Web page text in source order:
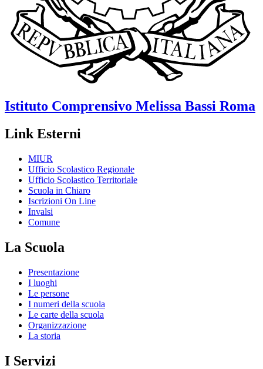
Istituto Comprensivo Melissa Bassi Roma
Link Esterni
MIUR
Ufficio Scolastico Regionale
Ufficio Scolastico Territoriale
Scuola in Chiaro
Iscrizioni On Line
Invalsi
Comune
La Scuola
Presentazione
I luoghi
Le persone
I numeri della scuola
Le carte della scuola
Organizzazione
La storia
I Servizi